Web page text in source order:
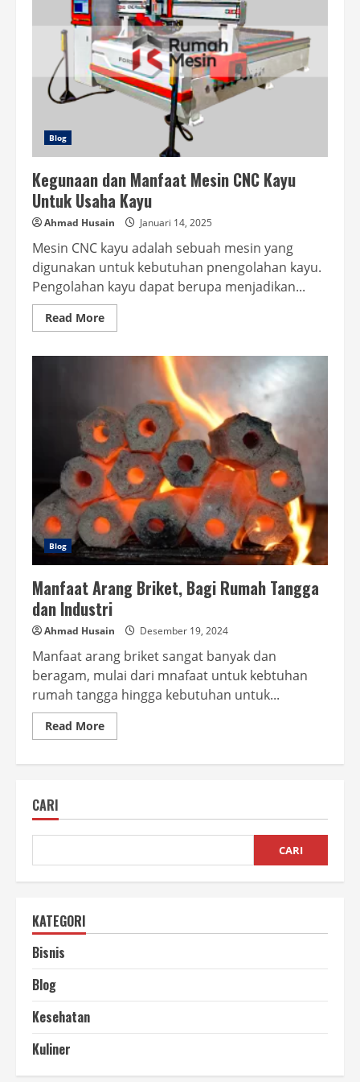
Blog
Kegunaan dan Manfaat Mesin CNC Kayu
Untuk Usaha Kayu
Ahmad Husain Januari 14, 2025
Mesin CNC kayu adalah sebuah mesin yang
digunakan untuk kebutuhan pnengolahan kayu.
Pengolahan kayu dapat berupa menjadikan...
Read MoreRead
more
Kayu
Untuk
Usaha
Kayu
Blog
Manfaat Arang Briket, Bagi Rumah Tangga
dan Industri
Ahmad Husain Desember 19, 2024
Manfaat arang briket sangat banyak dan
beragam, mulai dari mnafaat untuk kebtuhan
rumah tangga hingga kebutuhan untuk...
Read MoreRead
more
Tangga
Industri
CARI
CARI
KATEGORI
Bisnis
Blog
Kesehatan
Kuliner